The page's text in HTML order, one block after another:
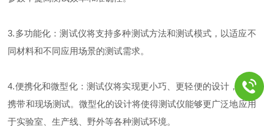
3.多功能化：测试仪将支持多种测试方法和测试模式，以适应不
同材料和不同应用场景的测试需求。
4.便携化和微型化：测试仪将实现更小巧、更轻便的设计，便于
携带和现场测试。微型化的设计将使得测试仪能够更广泛地应用
于实验室、生产线、野外等各种测试环境。